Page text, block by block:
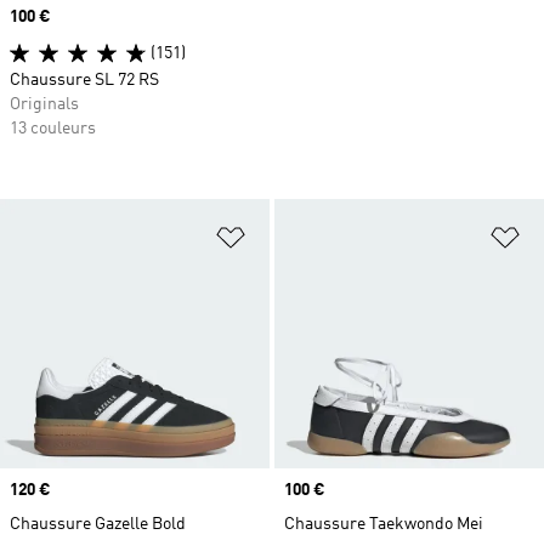
Ajouter à la Liste de produits
Prix
120 €
Chaussure Gazelle Bold
Prix
100 €
Chaussure Taekwondo Mei
Prix
100 €
(151)
Chaussure SL 72 RS
Originals
13 couleurs